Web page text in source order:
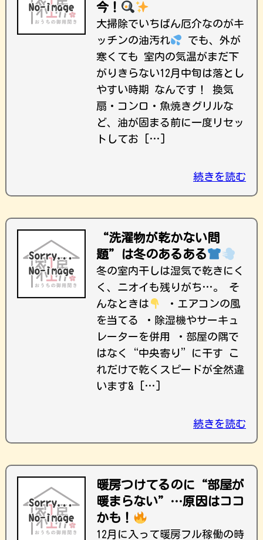
今！
大掃除でいちばん厄介なのがキ
ッチンの油汚れ
でも、外が
寒くても 室内の気温がまだ下
がりきらない12月中旬は落とし
やすい時期 なんです！ 換気
扇・コンロ・魚焼きグリルな
ど、油が固まる前に一度リセッ
トしてお […]
続きを読む
“洗濯物が乾かない問
題”は冬のあるある
冬の室内干しは湿気で乾きにく
く、ニオイも残りがち…。 そ
んなときは
・エアコンの風
を当てる ・除湿機やサーキュ
レーターを併用 ・部屋の隅で
はなく“中央寄り”に干す こ
れだけで乾くスピードが全然違
います& […]
続きを読む
暖房つけてるのに“部屋が
暖まらない”…原因はココ
かも！
12月に入って暖房フル稼働の時